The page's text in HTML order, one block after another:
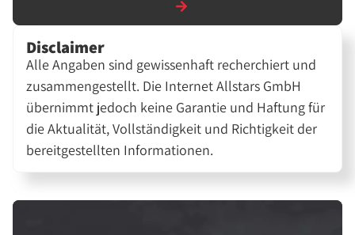
Disclaimer
Alle Angaben sind gewissenhaft recherchiert und
zusammengestellt. Die Internet Allstars GmbH
übernimmt jedoch keine Garantie und Haftung für
die Aktualität, Vollständigkeit und Richtigkeit der
bereitgestellten Informationen.